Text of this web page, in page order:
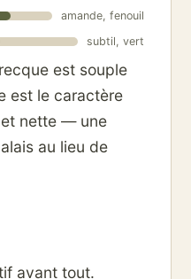
amande, fenouil
subtil, vert
est souple
est le caractère
nette — une
au lieu de
avant tout.